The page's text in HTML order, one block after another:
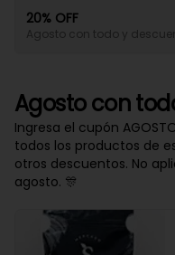
20% OFF
Agosto con todo y
Agosto con
Ingresa el cupón
todos los productos de
otros descuentos. No
agosto. 🎊